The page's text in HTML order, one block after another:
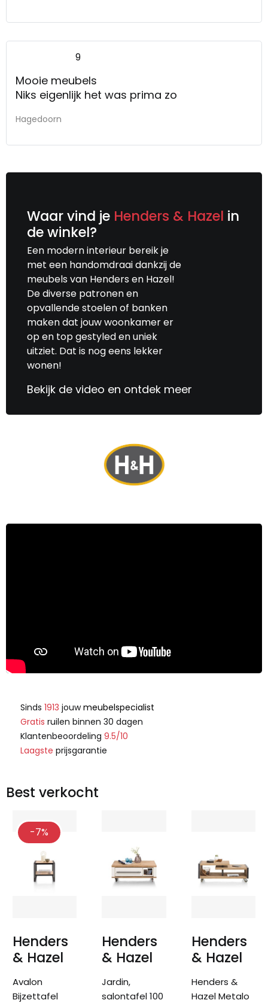
9
Mooie meubels
Niks eigenlijk het was prima zo
Hagedoorn
Waar vind je Henders & Hazel in
de winkel?
Een modern interieur bereik je
met een handomdraai dankzij de
meubels van Henders en Hazel!
De diverse patronen en
opvallende stoelen of banken
maken dat jouw woonkamer er
op en top gestyled en uniek
uitziet. Dat is nog eens lekker
wonen!
Bekijk de video en ontdek meer
Sinds 1913 jouwmeubelspecialist
Gratis ruilen binnen 30 dagen
Klantenbeoordeling 9.5/10
Laagste prijsgarantie
Best verkocht
-7%
Henders
& Hazel
Avalon
Bijzettafel
Henders
& Hazel
Jardin,
salontafel 100
Henders
& Hazel
Henders &
Hazel Metalo